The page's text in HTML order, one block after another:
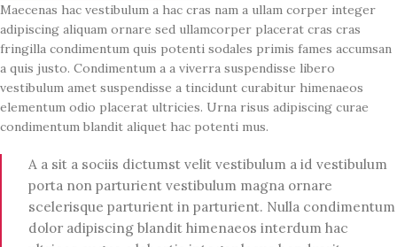
Maecenas hac vestibulum a hac cras nam a ullam corper integer
adipiscing aliquam ornare sed ullamcorper placerat cras cras
fringilla condimentum quis potenti sodales primis fames accumsan
a quis justo. Condimentum a a viverra suspendisse libero
vestibulum amet suspendisse a tincidunt curabitur himenaeos
elementum odio placerat ultricies. Urna risus adipiscing curae
condimentum blandit aliquet hac potenti mus.
A a sit a sociis dictumst velit vestibulum a id vestibulum
porta non parturient vestibulum magna ornare
scelerisque parturient in parturient. Nulla condimentum
dolor adipiscing blandit himenaeos interdum hac